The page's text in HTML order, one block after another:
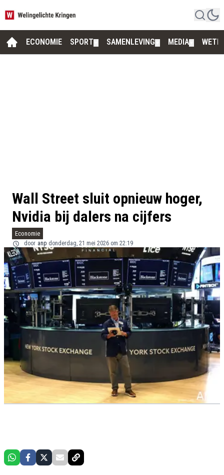
ECONOMIE SPORT SAMENLEVING MEDIA
Wall Street sluit opnieuw hoger,
Nvidia bij dalers na cijfers
Economie
door anp donderdag, 21 mei 2026 om 22:19